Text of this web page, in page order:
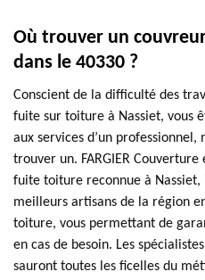
Où trouver un
dans le 40330 ?
Conscient de la difficulté des
fuite sur toiture à Nassiet, vous
aux services d’un professionnel,
trouver un. FARGIER
fuite toiture reconnue à Nassiet,
meilleurs artisans de la région
toiture, vous permettant de
en cas de besoin. Les
sauront toutes les ficelles du